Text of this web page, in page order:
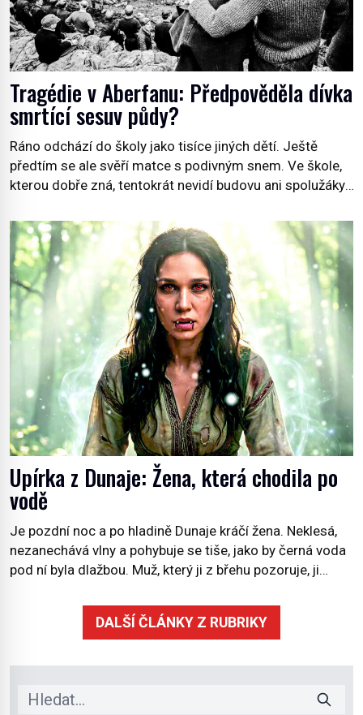
Tragédie v Aberfanu: Předpověděla dívka
smrtící sesuv půdy?
Ráno odchází do školy jako tisíce jiných dětí. Ještě
předtím se ale svěří matce s podivným snem. Ve škole,
kterou dobře zná, tentokrát nevidí budovu ani spolužáky.
později je mrtvá. Mohla devítiletá Zahlédla vlastní
osud? Dne 21. října 1966 se velšská vesnice Aberfan […]
Upírka z Dunaje: Žena, která chodila po
vodě
Je pozdní noc a po hladině Dunaje kráčí žena. Neklesá,
nezanechává vlny a pohybuje se tiše, jako by černá voda
pod ní byla dlažbou. Muž, který ji z břehu pozoruje, ji
mrtvá celé století. Vesnice Kisiljevo v severovýchodním
Srbsku má s upíry nevyřízené účty. […]
DALŠÍ ČLÁNKY Z RUBRIKY